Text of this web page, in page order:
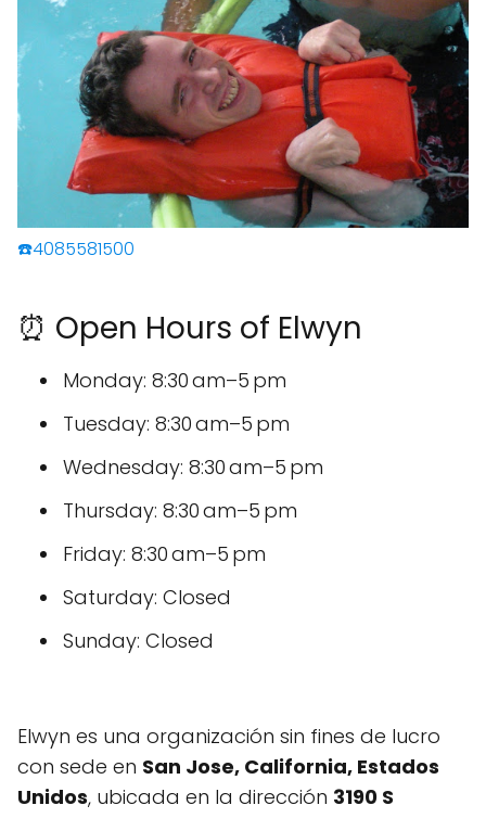
☎️4085581500
⏰ Open Hours of Elwyn
Monday: 8:30 am–5 pm
Tuesday: 8:30 am–5 pm
Wednesday: 8:30 am–5 pm
Thursday: 8:30 am–5 pm
Friday: 8:30 am–5 pm
Saturday: Closed
Sunday: Closed
Elwyn es una organización sin fines de lucro
con sede en San Jose, California, Estados
Unidos, ubicada en la dirección 3190 S